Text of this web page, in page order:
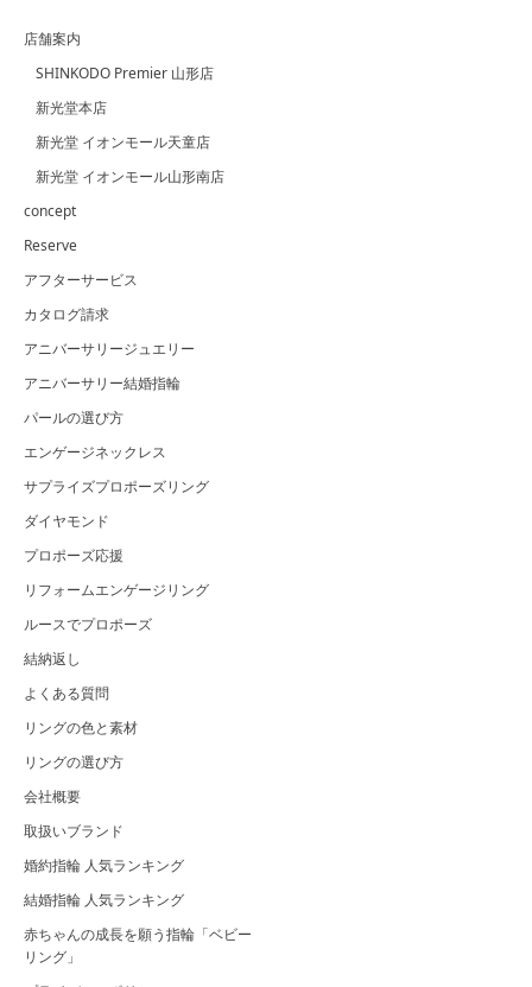
店舗案内
SHINKODO Premier 山形店
新光堂本店
新光堂 イオンモール天童店
新光堂 イオンモール山形南店
concept
Reserve
アフターサービス
カタログ請求
アニバーサリージュエリー
アニバーサリー結婚指輪
パールの選び方
エンゲージネックレス
サプライズプロポーズリング
ダイヤモンド
プロポーズ応援
リフォームエンゲージリング
ルースでプロポーズ
結納返し
よくある質問
リングの色と素材
リングの選び方
会社概要
取扱いブランド
婚約指輪 人気ランキング
結婚指輪 人気ランキング
赤ちゃんの成長を願う指輪「ベビー
リング」